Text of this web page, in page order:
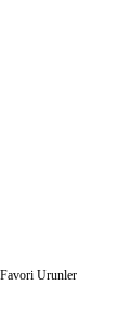
Favori Urunler